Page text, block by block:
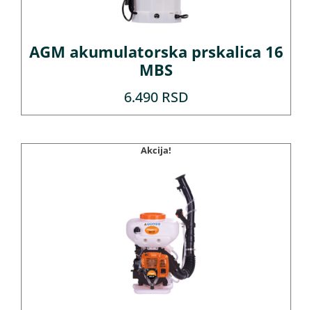
AGM akumulatorska prskalica 16
MBS
6.490 RSD
Akcija!